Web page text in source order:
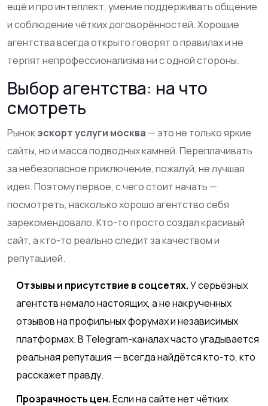
ещё и про интеллект, умение поддерживать общение
и соблюдение чётких договорённостей. Хорошие
агентства всегда открыто говорят о правилах и не
терпят непрофессионализма ни с одной стороны.
Выбор агентства: на что
смотреть
Рынокэскорт услуги москва — это не только яркие
сайты, но и масса подводных камней. Переплачивать
за небезопасное приключение, пожалуй, не лучшая
идея. Поэтому первое, с чего стоит начать —
посмотреть, насколько хорошо агентство себя
зарекомендовало. Кто-то просто создал красивый
сайт, а кто-то реально следит за качеством и
репутацией.
Отзывы и присутствие в соцсетях.У серьёзных
агентств немало настоящих, а не накрученных
отзывов на профильных форумах и независимых
платформах. В Telegram-каналах часто угадывается
реальная репутация — всегда найдётся кто-то, кто
расскажет правду.
Прозрачность цен.Если на сайте нет чётких